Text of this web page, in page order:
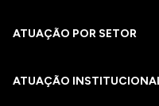
ATUAÇÃO POR SETOR
ATUAÇÃO